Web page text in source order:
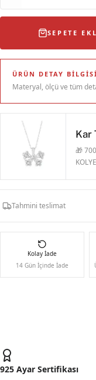
SEPETE
ÜRÜN DETAY BILGISI
Materyal, ölçü ve tüm
Kar
🎁
Tahmini teslimat
Kolay İade
14 Gün İçinde İade
925 Ayar Sertifikası